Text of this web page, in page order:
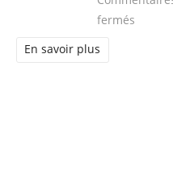
fermés sur
En savoir plus